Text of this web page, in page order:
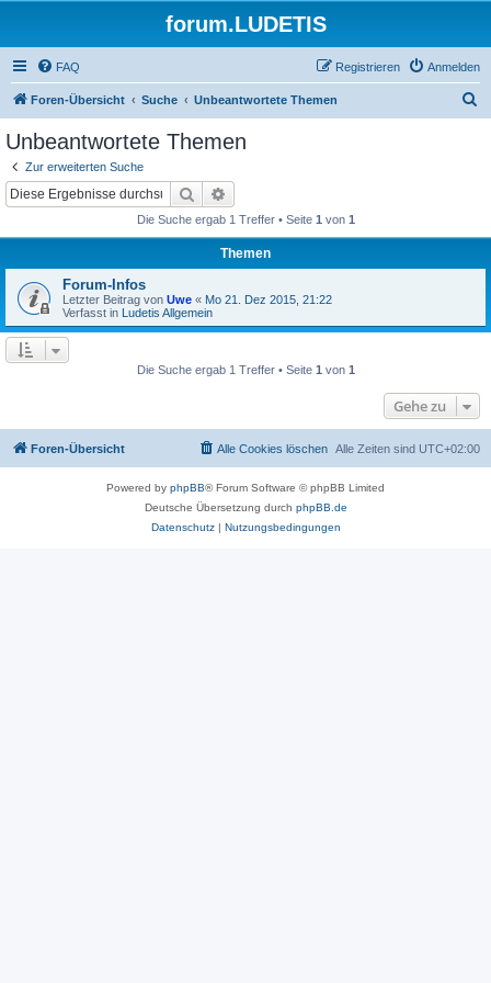
forum.LUDETIS
FAQ Anmelden
Registrieren
Foren-Übersicht Suche Unbeantwortete Themen
Unbeantwortete Themen
Zur erweiterten Suche
Suche
Die Suche ergab 1 Treffer • Seite 1 von 1
Themen
Forum-Infos
Letzter Beitrag von Uwe « Mo 21. Dez 2015, 21:22
Verfasst in Ludetis Allgemein
Die Suche ergab 1 Treffer • Seite 1 von 1
Gehe zu
Foren-Übersicht Alle Zeiten sind UTC+02:00
Alle Cookies löschen
Powered by phpBB® Forum Software © phpBB Limited
Deutsche Übersetzung durch phpBB.de
Datenschutz| Nutzungsbedingungen